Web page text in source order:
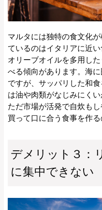
マルタには独特の食文化
ているのはイタリアに近い
オリーブオイルを多用し
べる傾向があります。海
ですが、サッパリした和
は油や肉類がなじみにくい
ただ市場が活発で自炊も
買って口に合う食事を作る
デメリット３：
に集中できない